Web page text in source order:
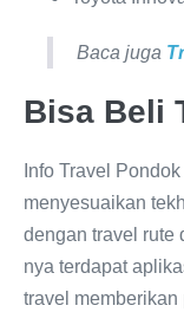
Baca juga
Bisa Beli
Info Travel
menyesuaikan
dengan travel rute
nya terdapat
travel